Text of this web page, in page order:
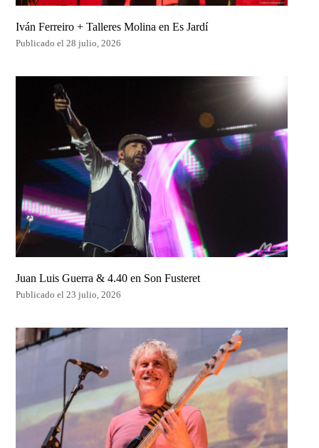
Iván Ferreiro + Talleres Molina en Es Jardí
Publicado el 28 julio, 2026
Juan Luis Guerra & 4.40 en Son Fusteret
Publicado el 23 julio, 2026